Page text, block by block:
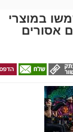
במוצרי
אסורים